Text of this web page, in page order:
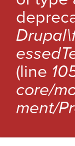
A
G
E
D
'
E
R
E
(line
core/
ment/